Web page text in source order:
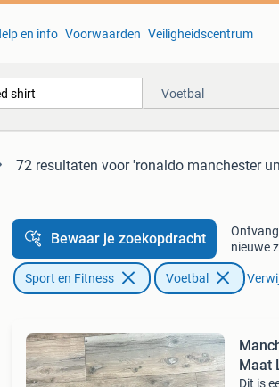
en info Voorwaarden Veiligheidscentrum
Voetbal
72 resultaten voor 'ronaldo manchester
Bewaar je zoekopdracht
nieuwe
Sport en Fitness Voetbal
Maat
Dit is